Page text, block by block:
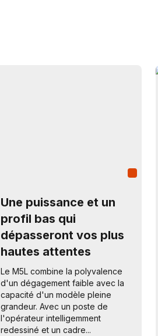
Une puissance et un
profil bas qui
dépasseront vos plus
hautes attentes
Le M5L combine la polyvalence
d'un dégagement faible avec la
capacité d'un modèle pleine
grandeur. Avec un poste de
l'opérateur intelligemment
redessiné et un cadre...